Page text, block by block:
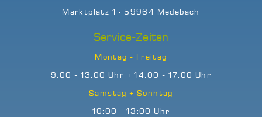
Marktplatz 1 · 59964 Medebach
Service-Zeiten
Montag - Freitag
9:00 - 13:00 Uhr + 14:00 - 17:00 Uhr
Samstag + Sonntag
10:00 - 13:00 Uhr